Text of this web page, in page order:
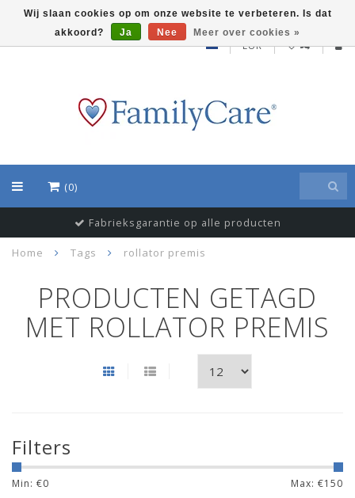
EUR
(0)
Fabrieksgarantie op alle producten
Home Tags rollator premis
PRODUCTEN GETAGD
MET ROLLATOR PREMIS
Filters
Min: €0 Max: €150
Wij slaan cookies op om onze website te verbeteren. Is dat
akkoord?
Ja Nee Meer over cookies »